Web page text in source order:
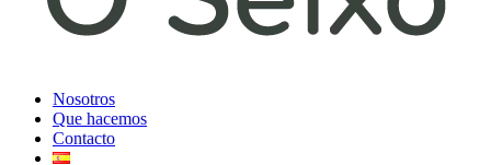
Nosotros
Que hacemos
Contacto